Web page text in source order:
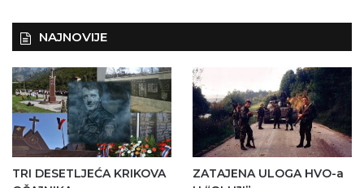
NAJNOVIJE
TRI DESETLJEĆA KRIKOVA
ZATAJENA ULOGA HVO-a